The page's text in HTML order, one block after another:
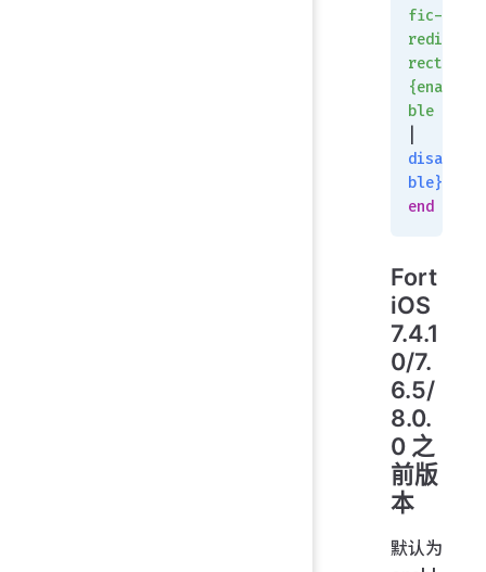
fic-
redi
rect
{ena
ble
disa
ble}
end
Fort
iOS
7.4.1
0/7.
6.5/
8.0.
0 之
前版
本
默认为